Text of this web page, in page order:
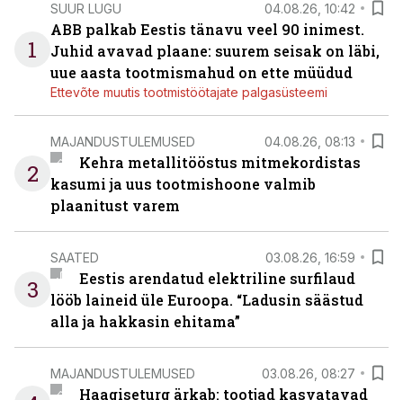
1
SUUR LUGU 04.08.26, 10:42
ABB palkab Eestis tänavu veel 90 inimest.
Juhid avavad plaane: suurem seisak on läbi,
uue aasta tootmismahud on ette müüdud
Ettevõte muutis tootmistöötajate palgasüsteemi
2
MAJANDUSTULEMUSED 04.08.26, 08:13
Kehra metallitööstus mitmekordistas
kasumi ja uus tootmishoone valmib
plaanitust varem
3
SAATED 03.08.26, 16:59
Eestis arendatud elektriline surfilaud
lööb laineid üle Euroopa. “Ladusin säästud
alla ja hakkasin ehitama”
MAJANDUSTULEMUSED 03.08.26, 08:27
Haagiseturg ärkab: tootjad kasvatavad